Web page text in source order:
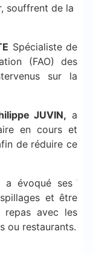
souffrent de la
Spécialiste de
(FAO) des
sur la
JUVIN, a
en cours et
de réduire ce
a évoqué ses
et être
repas avec les
ou restaurants.